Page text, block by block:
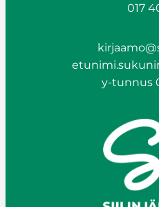
017
y-tunnus